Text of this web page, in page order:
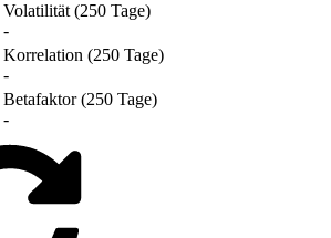
Volatilität (250 Tage)
-
Korrelation (250 Tage)
-
Betafaktor (250 Tage)
-